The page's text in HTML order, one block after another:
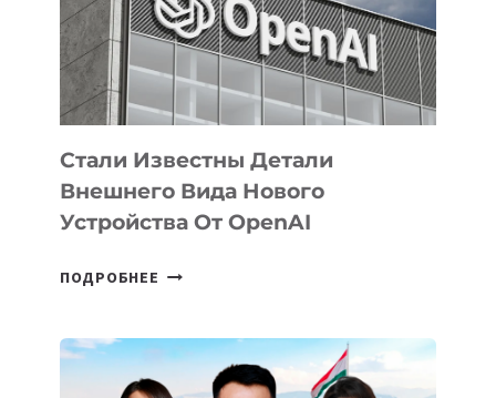
РАЗВИТИЮ
ЭКОСИСТЕМЫ
ИСКУССТВЕННОГО
ИНТЕЛЛЕКТА
Стали Известны Детали
Внешнего Вида Нового
Устройства От OpenAI
ПОДРОБНЕЕ СТАЛИ
ВНЕШНЕГО
ВИДА